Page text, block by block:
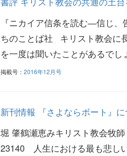
『ニカイア信条を読む―信じ
ちのことば社 キリスト教会に
を一度は聞いたことがあるで
掲載号： 2016年12月号
新刊情報 『さよならボート』
堀 肇鶴瀬恵みキリスト教会牧
23140 人生における最も悲し